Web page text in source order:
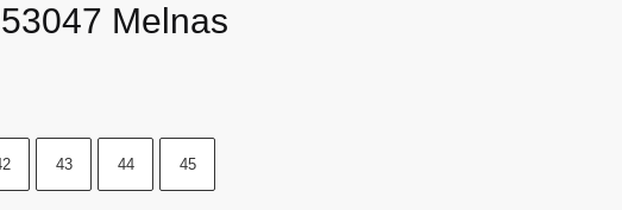
Melnas
43 44 45